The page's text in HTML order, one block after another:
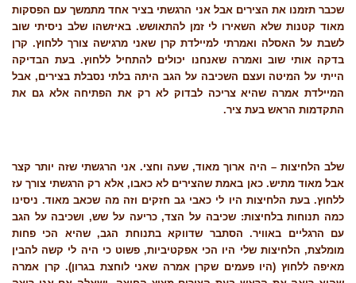
שכבר תזמנו את הצירים אבל אני הרגשתי בציר אחד מתמשך עם הפסקות
מאוד קטנות שלא השאירו לי זמן להתאושש. באיזשהו שלב ניסיתי שוב
לשבת על האסלה ואמרתי למיילדת קרן שאני מרגישה צורך ללחוץ. קרן
בדקה אותי שוב ואמרה שאנחנו יכולים להתחיל ללחוץ. בעת הבדיקה
הייתי על המיטה ועצם השכיבה על הגב היתה בלתי נסבלת בצירים, אבל
המיילדת אמרה שהיא צריכה לבדוק לא רק את הפתיחה אלא גם את
התקדמות הראש בעת ציר.
שלב הלחיצות – היה ארוך מאוד, שעה וחצי. אני הרגשתי שזה יותר קצר
אבל מאוד מתיש. כאן באמת שהצירים לא כאבו, אלא רק הרגשתי צורך עז
ללחוץ. בעת הלחיצות היו לי כאבי גב חזקים וזה מה שכאב מאוד. ניסינו
כמה תנוחות בלחיצות: שכיבה על הצד, כריעה על שש, ושכיבה על הגב
עם הרגליים באוויר. הסתבר שדווקא בתנוחת הגב, שהיא הכי פחות
מומלצת, הלחיצות שלי היו הכי אפקטיביות, פשוט כי היה לי קשה להבין
מאיפה ללחוץ (היו פעמים שקרן אמרה שאני לוחצת בגרון). קרן אמרה